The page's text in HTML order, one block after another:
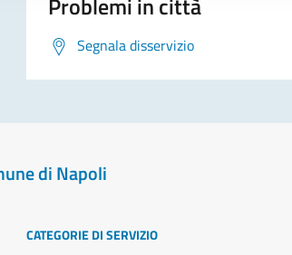
Segnala disservizio
di Napoli
CATEGORIE DI SERVIZIO